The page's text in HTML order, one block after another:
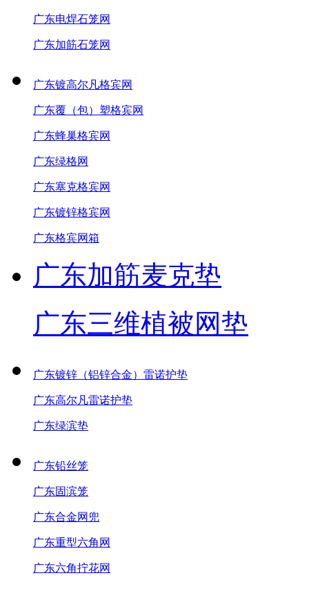
广东电焊石笼网
广东加筋石笼网
广东镀高尔凡格宾网
广东覆（包）塑格宾网
广东蜂巢格宾网
广东绿格网
广东塞克格宾网
广东镀锌格宾网
广东格宾网箱
广东加筋麦克垫
广东三维植被网垫
广东镀锌（铝锌合金）雷诺护垫
广东高尔凡雷诺护垫
广东绿滨垫
广东铅丝笼
广东固滨笼
广东合金网兜
广东重型六角网
广东六角拧花网